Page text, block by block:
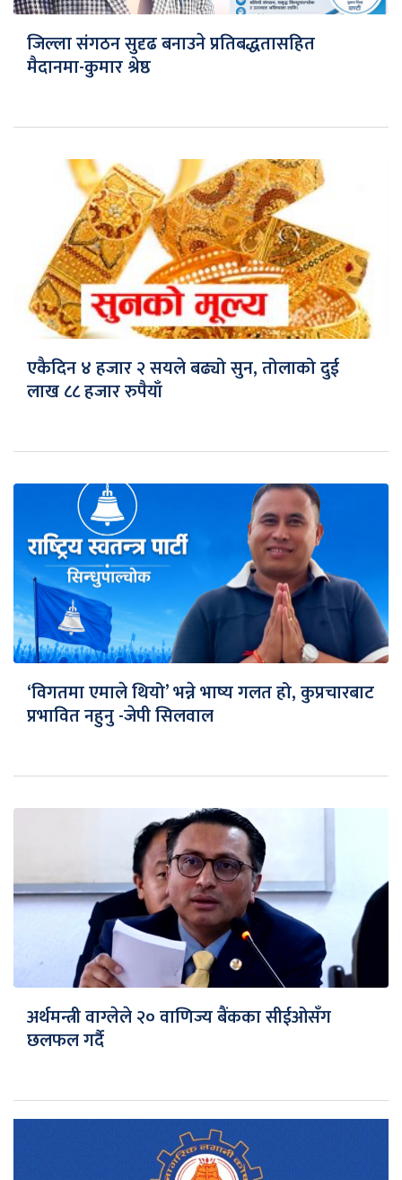
जिल्ला संगठन सुदृढ बनाउने प्रतिबद्धतासहित
मैदानमा-कुमार श्रेष्ठ
एकैदिन ४ हजार २ सयले बढ्यो सुन, तोलाको दुई
लाख ८८ हजार रुपैयाँ
‘विगतमा एमाले थियो’ भन्ने भाष्य गलत हो, कुप्रचारबाट
प्रभावित नहुनु -जेपी सिलवाल
अर्थमन्त्री वाग्लेले २० वाणिज्य बैंकका सीईओसँग
छलफल गर्दै